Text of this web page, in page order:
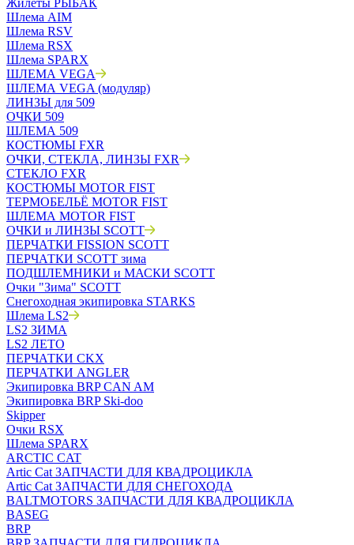
Жилеты РЫБАК
Шлема AIM
Шлема RSV
Шлема RSX
Шлема SPARX
ШЛЕМА VEGA
ШЛЕМА VEGA (модуляр)
ЛИНЗЫ для 509
ОЧКИ 509
ШЛЕМА 509
КОСТЮМЫ FXR
ОЧКИ, СТЕКЛА, ЛИНЗЫ FXR
СТЕКЛО FXR
КОСТЮМЫ MOTOR FIST
ТЕРМОБЕЛЬЁ MOTOR FIST
ШЛЕМА MOTOR FIST
ОЧКИ и ЛИНЗЫ SCOTT
ПЕРЧАТКИ FISSION SCOTT
ПЕРЧАТКИ SCOTT зима
ПОДШЛЕМНИКИ и МАСКИ SCOTT
Очки "Зима" SCOTT
Снегоходная экипировка STARKS
Шлема LS2
LS2 ЗИМА
LS2 ЛЕТО
ПЕРЧАТКИ CKX
ПЕРЧАТКИ ANGLER
Экипировка BRP CAN AM
Экипировка BRP Ski-doo
Skipper
Очки RSX
Шлема SPARX
ARCTIC CAT
Artic Cat ЗАПЧАСТИ ДЛЯ КВАДРОЦИКЛА
Artic Cat ЗАПЧАСТИ ДЛЯ СНЕГОХОДА
BALTMOTORS ЗАПЧАСТИ ДЛЯ КВАДРОЦИКЛА
BASEG
BRP